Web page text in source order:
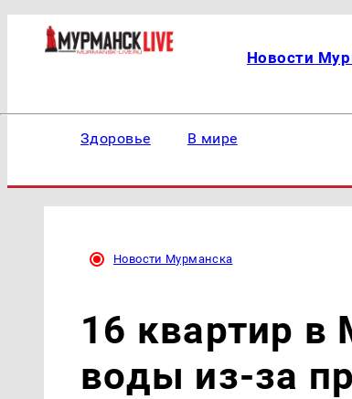
Новости
Здоровье В мире
Новости Мурманска
16 квартир в
воды из-за